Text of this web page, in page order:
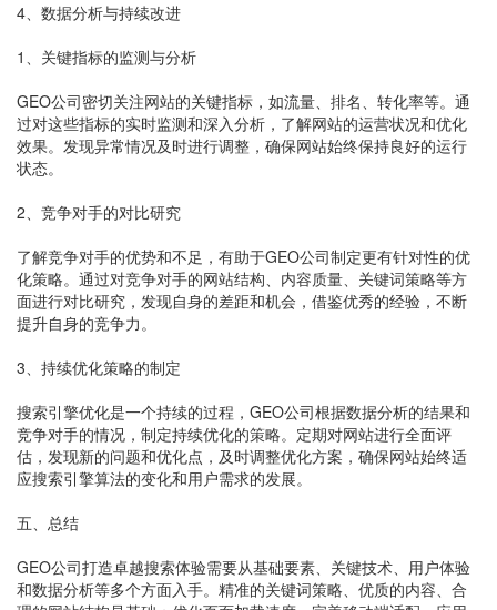
4、数据分析与持续改进
1、关键指标的监测与分析
GEO公司密切关注网站的关键指标，如流量、排名、转化率等。通
过对这些指标的实时监测和深入分析，了解网站的运营状况和优化
效果。发现异常情况及时进行调整，确保网站始终保持良好的运行
状态。
2、竞争对手的对比研究
了解竞争对手的优势和不足，有助于GEO公司制定更有针对性的优
化策略。通过对竞争对手的网站结构、内容质量、关键词策略等方
面进行对比研究，发现自身的差距和机会，借鉴优秀的经验，不断
提升自身的竞争力。
3、持续优化策略的制定
搜索引擎优化是一个持续的过程，GEO公司根据数据分析的结果和
竞争对手的情况，制定持续优化的策略。定期对网站进行全面评
估，发现新的问题和优化点，及时调整优化方案，确保网站始终适
应搜索引擎算法的变化和用户需求的发展。
五、总结
GEO公司打造卓越搜索体验需要从基础要素、关键技术、用户体验
和数据分析等多个方面入手。精准的关键词策略、优质的内容、合